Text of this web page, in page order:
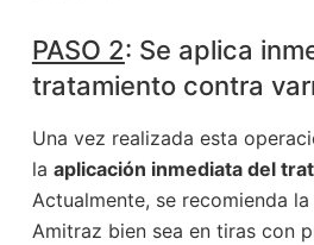
PASO 2: Se aplica
tratamiento contra
Una vez realizada esta
la aplicación inmediata del
Actualmente, se recomienda
Amitraz bien sea en tiras con